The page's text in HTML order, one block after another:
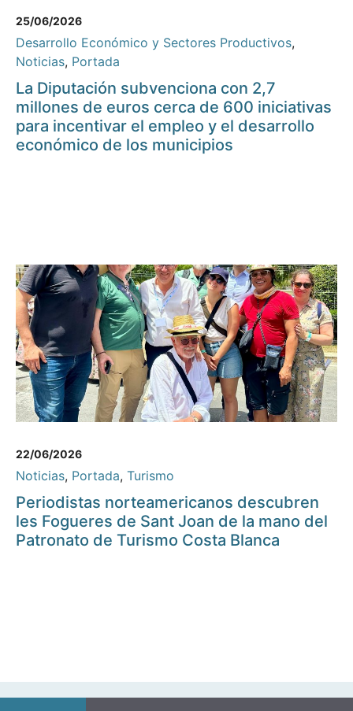
25/06/2026
Desarrollo Económico y Sectores Productivos,
Noticias, Portada
La Diputación subvenciona con 2,7
millones de euros cerca de 600 iniciativas
para incentivar el empleo y el desarrollo
económico de los municipios
22/06/2026
Noticias, Portada, Turismo
Periodistas norteamericanos descubren
les Fogueres de Sant Joan de la mano del
Patronato de Turismo Costa Blanca